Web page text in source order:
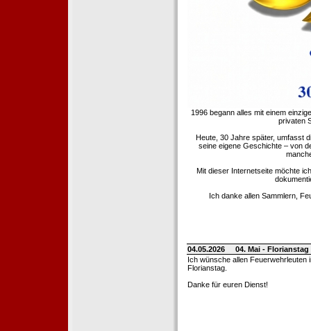
1996 begann alles mit einem
privaten
Heute, 30 Jahre später, umfasst
seine eigene Geschichte – von
Mit dieser Internetseite möchte
Ich danke allen Sammlern,
04.05.2026
04. Mai -
Ich wünsche allen Feuerwehrleuten
Florianstag.
Danke für euren Dienst!